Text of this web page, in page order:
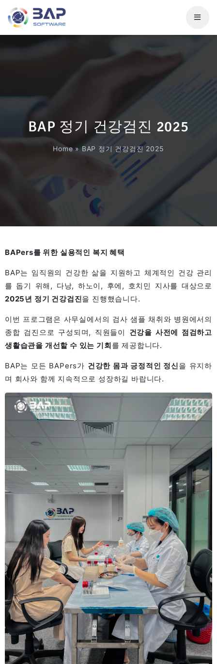
BAP 정기 건강검진 2025
Home»BAP 정기 건강검진 2025
BAPers를 위한 실용적인 복지 혜택
BAP는 임직원의 건강한 삶을 지원하고 체계적인 건강 관리
를 돕기 위해, 다낭, 하노이, 후에, 호치민 지사를 대상으로
2025년 정기 건강검진을 진행했습니다.
이번 프로그램은 사무실에서의 검사 샘플 채취와 병원에서의
종합 검진으로 구성되며, 직원들이 건강을 사전에 점검하고
생활습관을 개선할 수 있는 기회를 제공합니다.
BAP는 모든 BAPers가 건강한 몸과 긍정적인 정신을 유지하
며 회사와 함께 지속적으로 성장하길 바랍니다.